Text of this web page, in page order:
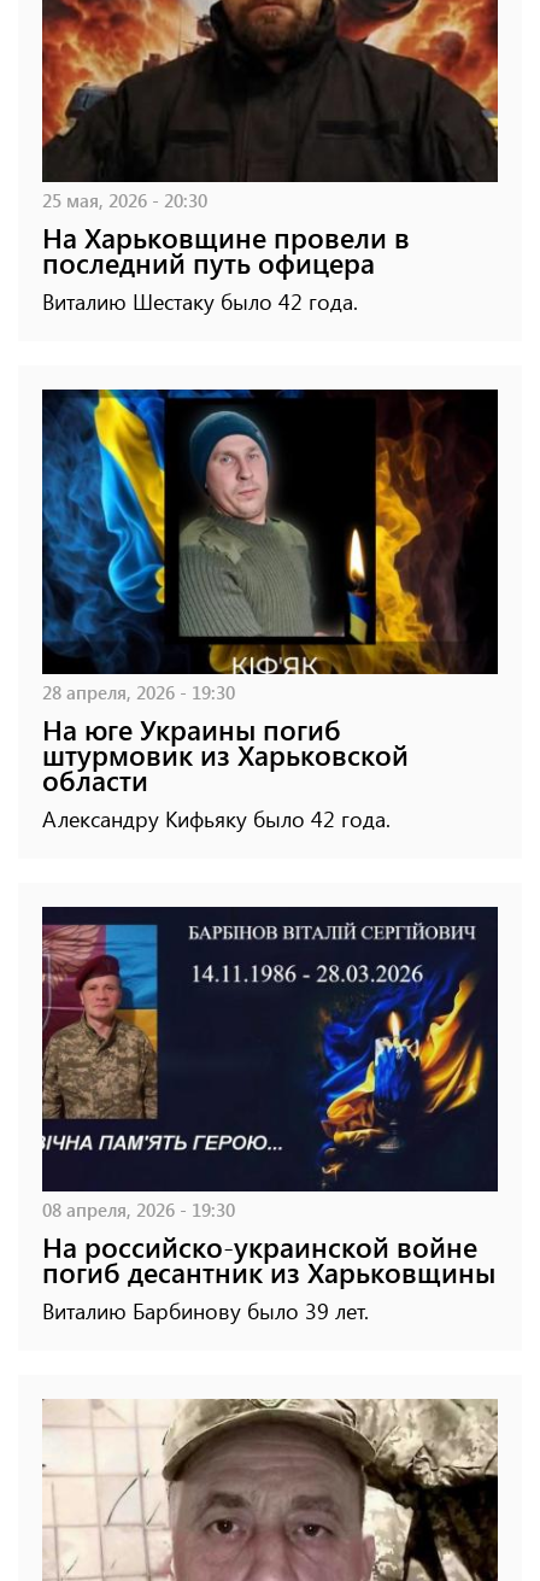
25 мая, 2026 - 20:30
На Харьковщине провели в
последний путь офицера
Виталию Шестаку было 42 года.
28 апреля, 2026 - 19:30
На юге Украины погиб
штурмовик из Харьковской
области
Александру Кифьяку было 42 года.
08 апреля, 2026 - 19:30
На российско-украинской войне
погиб десантник из Харьковщины
Виталию Барбинову было 39 лет.